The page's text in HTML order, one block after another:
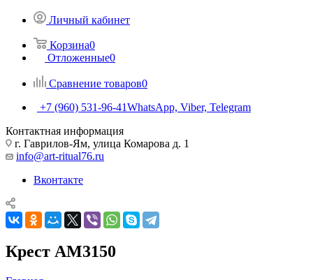
Личный кабинет
Корзина0
Отложенные0
Сравнение товаров0
+7 (960) 531-96-41WhatsApp, Viber, Telegram
Контактная информация
г. Гаврилов-Ям, улица Комарова д. 1
info@art-ritual76.ru
Вконтакте
Крест AM3150